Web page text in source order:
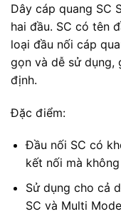
Dây cáp quang SC
hai đầu. SC có tên
loại đầu nối cáp
gọn và dễ sử dụng,
định.
Đặc điểm:
Đầu nối SC có
kết nối mà
Sử dụng cho cả
SC và Multi